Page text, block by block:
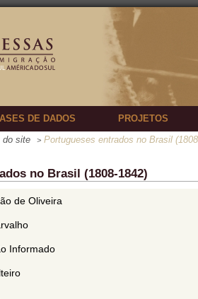
DE DADOS
PROJETOS
do site > Portugueses entrados no Brasil
no Brasil (1808-1842)
de Oliveira
Informado